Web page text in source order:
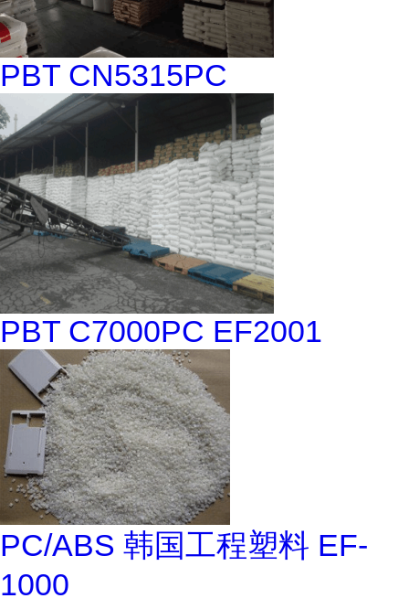
PBT CN5315PC
PBT C7000PC EF2001
PC/ABS 韩国工程塑料 EF-
1000